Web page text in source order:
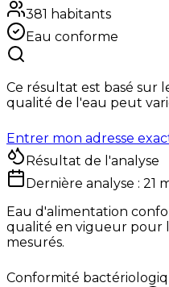
381 habitants
Eau conforme
Ce résultat est basé sur
qualité de l'eau peut
Entrer mon adresse
Résultat de l'analyse
Dernière analyse : 21
Eau d'alimentation
qualité en vigueur pour
mesurés.
Conformité